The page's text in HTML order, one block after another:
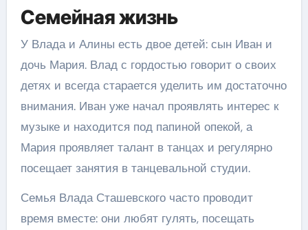
Семейная жизнь
У Влада и Алины есть двое детей: сын Иван и
дочь Мария. Влад с гордостью говорит о своих
детях и всегда старается уделить им достаточно
внимания. Иван уже начал проявлять интерес к
музыке и находится под папиной опекой, а
Мария проявляет талант в танцах и регулярно
посещает занятия в танцевальной студии.
Семья Влада Сташевского часто проводит
время вместе: они любят гулять, посещать